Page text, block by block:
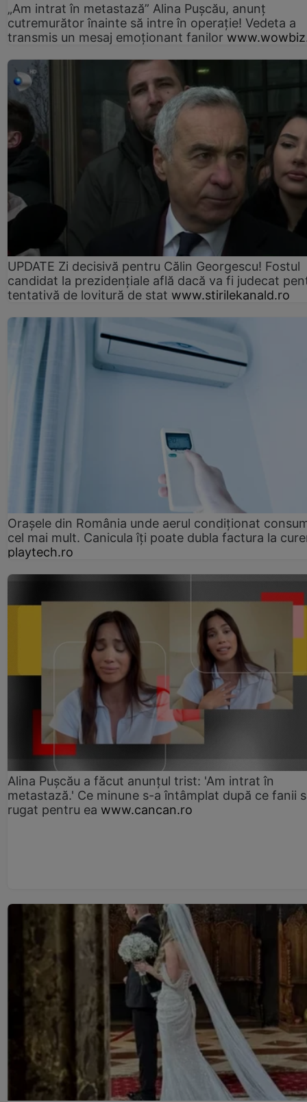
„Am intrat în metastază” Alina Pușcău, anunț
cutremurător înainte să intre în operație! Vedeta a
transmis un mesaj emoționant fanilor
UPDATE Zi decisivă pentru Călin Georgescu! Fostul
candidat la prezidențiale află dacă va fi judecat
tentativă de lovitură de stat www.stirilekanald.ro
Orașele din România unde aerul condiționat
cel mai mult. Canicula îți poate dubla factura la
playtech.ro
Alina Pușcău a făcut anunțul trist: 'Am intrat în
metastază.' Ce minune s-a întâmplat după ce fanii
rugat pentru ea www.cancan.ro